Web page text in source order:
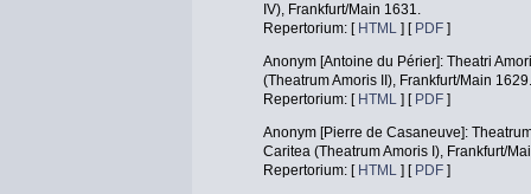
IV), Frankfurt/Main 1631.
Repertorium: [HTML ] [PDF ]
Anonym [Antoine du Périer]: Theatri
(Theatrum Amoris II), Frankfurt/Main 1629.
Repertorium: [HTML ] [PDF ]
Anonym [Pierre de Casaneuve]:
Caritea (Theatrum Amoris I), Frankfurt/
Repertorium: [HTML ] [PDF ]